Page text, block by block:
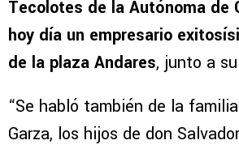
Tecolotes de la Autónoma de
hoy día un empresario
de la plaza Andares, junto a
“Se habló también de la
Garza, los hijos de don